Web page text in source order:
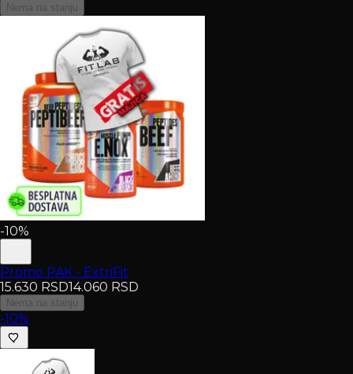
Nema na stanju
-10%
Promo PAK - ExtriFit
15.630 RSD14.060 RSD
Nema na stanju
-10%